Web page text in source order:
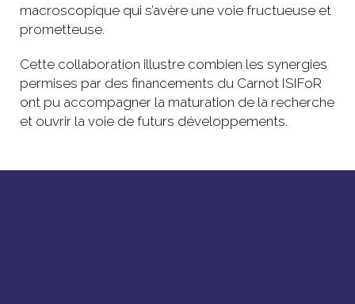
macroscopique qui s’avère une voie fructueuse et
prometteuse.
Cette collaboration illustre combien les synergies
permises par des financements du Carnot ISIFoR
ont pu accompagner la maturation de la recherche
et ouvrir la voie de futurs développements.